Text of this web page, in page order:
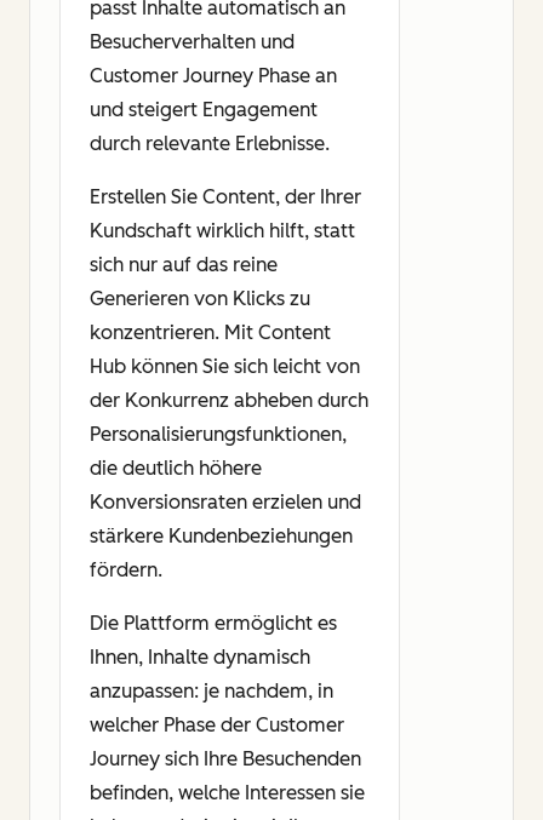
passt Inhalte automatisch an
Besucherverhalten und
Customer Journey Phase an
und steigert Engagement
durch relevante Erlebnisse.
Erstellen Sie Content, der Ihrer
Kundschaft wirklich hilft, statt
sich nur auf das reine
Generieren von Klicks zu
konzentrieren. Mit Content
Hub können Sie sich leicht von
der Konkurrenz abheben durch
Personalisierungsfunktionen,
die deutlich höhere
Konversionsraten erzielen und
stärkere Kundenbeziehungen
fördern.
Die Plattform ermöglicht es
Ihnen, Inhalte dynamisch
anzupassen: je nachdem, in
welcher Phase der Customer
Journey sich Ihre Besuchenden
befinden, welche Interessen sie